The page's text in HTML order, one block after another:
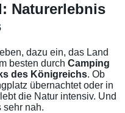
Naturerlebnis
dazu ein, das Land
besten durch Camping
des Königreichs. Ob
übernachtet oder in
die Natur intensiv. Und
sehr nah.